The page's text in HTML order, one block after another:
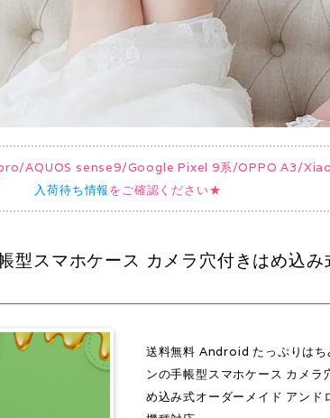
AQUOS sense9/Google Pixel 9系/OPPO A3/
入荷待ち情報をご確認ください★
スマホケース カメラ穴付きはめ込み
送料無料 Android たっぷりはち
ンの手帳型スマホケース カメラ
め込み式オーダーメイド アンド